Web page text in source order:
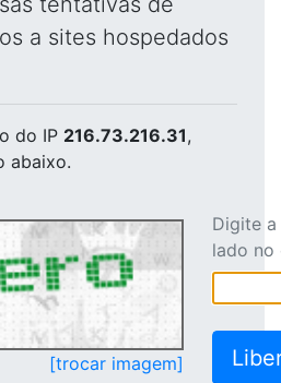
a sites hospedados
do IP 216.73.216.31,
abaixo.
[trocar imagem]
Digite
lado no